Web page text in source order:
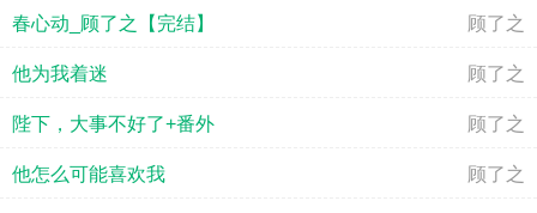
春心动_顾了之【完结】 顾了之
他为我着迷 顾了之
陛下，大事不好了+番外 顾了之
他怎么可能喜欢我 顾了之